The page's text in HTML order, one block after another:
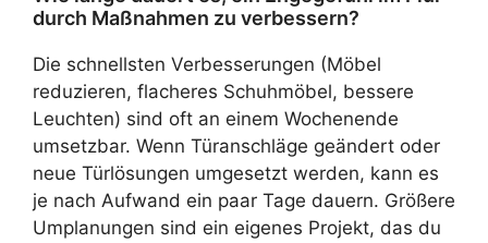
durch Maßnahmen zu verbessern?
Die schnellsten Verbesserungen (Möbel
reduzieren, flacheres Schuhmöbel, bessere
Leuchten) sind oft an einem Wochenende
umsetzbar. Wenn Türanschläge geändert oder
neue Türlösungen umgesetzt werden, kann es
je nach Aufwand ein paar Tage dauern. Größere
Umplanungen sind ein eigenes Projekt, das du